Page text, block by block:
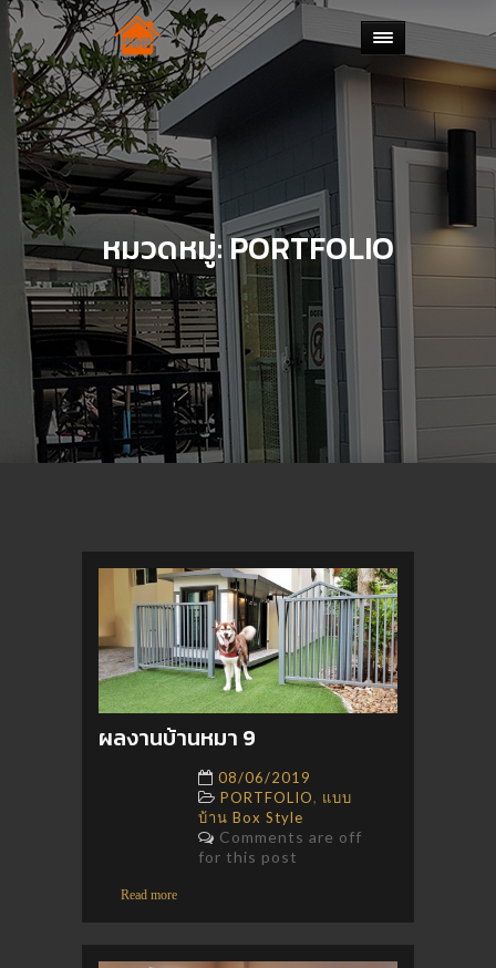
หมวดหมู่:PORTFOLIO
ผลงานบ้านหมา 9
08/06/2019
PORTFOLIO, แบบ
บ้าน Box Style
Comments are off
for this post
Read more